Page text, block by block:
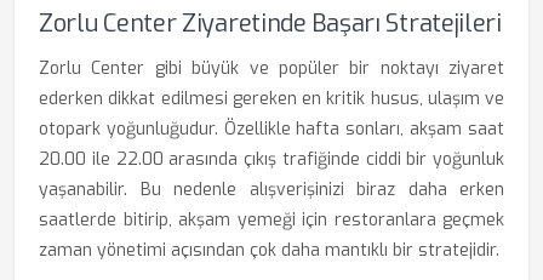
Zorlu Center Ziyaretinde Başarı Stratejileri
Zorlu Center gibi büyük ve popüler bir noktayı ziyaret
ederken dikkat edilmesi gereken en kritik husus, ulaşım ve
otopark yoğunluğudur. Özellikle hafta sonları, akşam saat
20.00 ile 22.00 arasında çıkış trafiğinde ciddi bir yoğunluk
yaşanabilir. Bu nedenle alışverişinizi biraz daha erken
saatlerde bitirip, akşam yemeği için restoranlara geçmek
zaman yönetimi açısından çok daha mantıklı bir stratejidir.